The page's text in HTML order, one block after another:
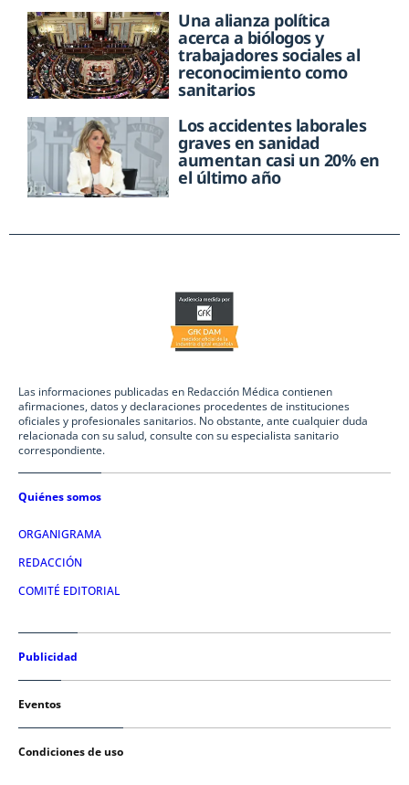
Una alianza política
acerca a biólogos y
trabajadores sociales al
reconocimiento como
sanitarios
Los accidentes laborales
graves en sanidad
aumentan casi un 20% en
el último año
Las informaciones publicadas en Redacción Médica contienen
afirmaciones, datos y declaraciones procedentes de instituciones
oficiales y profesionales sanitarios. No obstante, ante cualquier duda
relacionada con su salud, consulte con su especialista sanitario
correspondiente.
Quiénes somos
ORGANIGRAMA
REDACCIÓN
COMITÉ EDITORIAL
Publicidad
Eventos
Condiciones de uso